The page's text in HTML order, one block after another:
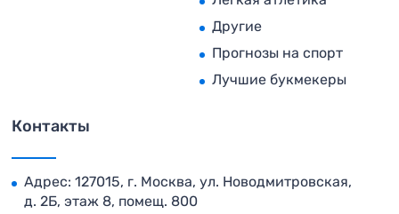
Другие
Прогнозы на спорт
Лучшие букмекеры
Контакты
Адрес: 127015, г. Москва, ул. Новодмитровская,
д. 2Б, этаж 8, помещ. 800